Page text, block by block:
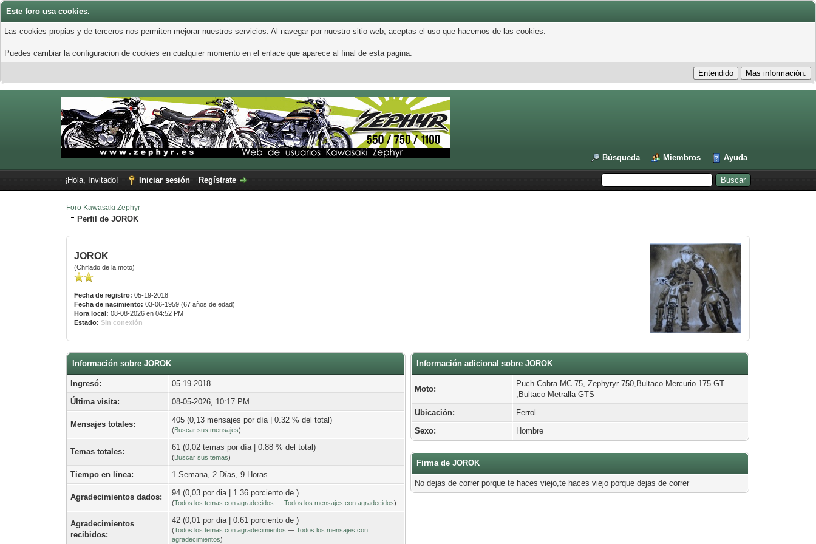
Este foro usa cookies.
Las cookies propias y de terceros nos permiten mejorar nuestros servicios. Al navegar por nuestro sitio web, aceptas el uso que hacemos de las cookies.
Puedes cambiar la configuracion de cookies en cualquier momento en el enlace que aparece al final de esta pagina.
Búsqueda Miembros Ayuda
¡Hola, Invitado! Iniciar sesión Regístrate
Foro Kawasaki Zephyr
Perfil de JOROK
JOROK
(Chiflado de la moto)
Fecha de registro: 05-19-2018
Fecha de nacimiento: 03-06-1959 (67 años de edad)
Hora local: 08-08-2026 en 04:52 PM
Estado: Sin conexión
Información sobre JOROK
Ingresó:
05-19-2018
Última visita:
08-05-2026, 10:17 PM
Mensajes totales: 405 (0,13 mensajes por día | 0.32 % del total)
(Buscar sus mensajes)
Temas totales: 61 (0,02 temas por día | 0.88 % del total)
(Buscar sus temas)
Tiempo en línea: 1 Semana, 2 Días, 9 Horas
Agradecimientos dados: 94 (0,03 por dia | 1.36 porciento de )
(Todos los temas con agradecidos —Todos los mensajes con agradecidos)
Agradecimientos
recibidos:
42 (0,01 por dia | 0.61 porciento de )
(Todos los temas con agradecimientos —Todos los mensajes con
agradecimientos)
Información adicional sobre JOROK
Moto:
Puch Cobra MC 75, Zephyryr 750,Bultaco Mercurio 175 GT
,Bultaco Metralla GTS
Ubicación:
Ferrol
Sexo:
Hombre
Firma de JOROK
No dejas de correr porque te haces viejo,te haces viejo porque dejas de correr